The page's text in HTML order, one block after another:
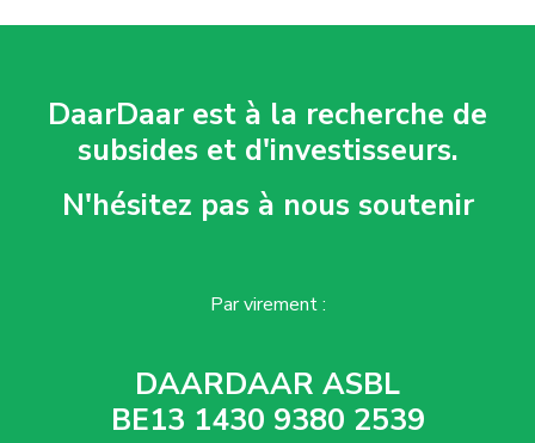
DaarDaar est à la recherche de
subsides et d'investisseurs.
N'hésitez pas à nous soutenir
Par virement :
DAARDAAR ASBL
BE13 1430 9380 2539